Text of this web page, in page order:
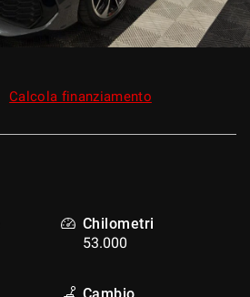
Calcola finanziamento
Chilometri
53.000